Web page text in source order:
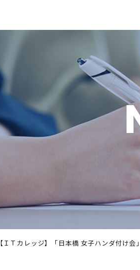
【ＩＴカレッジ】「日本橋 女子ハンダ付け